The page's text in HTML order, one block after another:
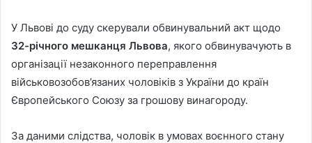
У Львові до суду скерували обвинувальний акт щодо
32-річного мешканця Львова, якого обвинувачують в
організації незаконного переправлення
військовозобов’язаних чоловіків з України до країн
Європейського Союзу за грошову винагороду.
За даними слідства, чоловік в умовах воєнного стану